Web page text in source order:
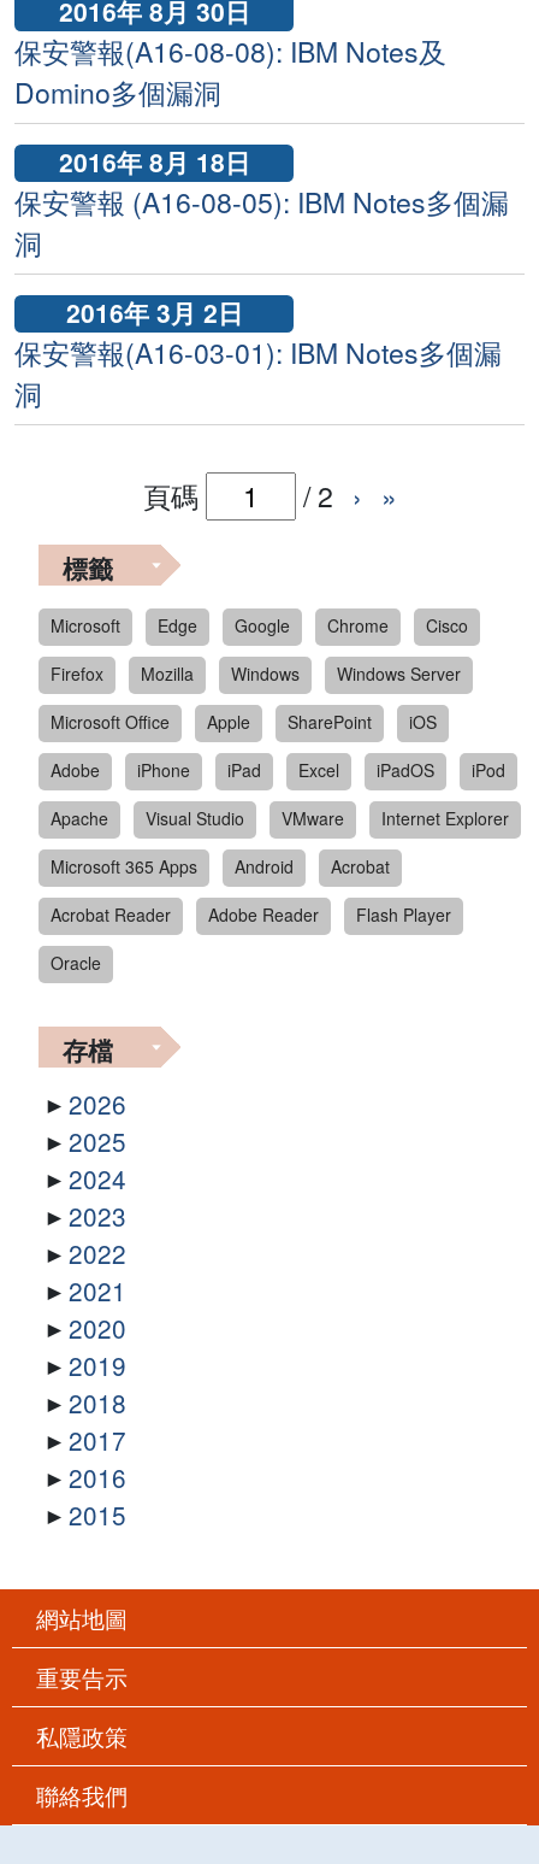
2016年 8月 30日
保安警報(A16-08-08): IBM Notes及
Domino多個漏洞
2016年 8月 18日
保安警報 (A16-08-05): IBM Notes多個漏
洞
2016年 3月 2日
保安警報(A16-03-01): IBM Notes多個漏
洞
頁碼 /2 › »
標籤
Microsoft Edge Google Chrome
Cisco
Firefox
Mozilla Windows
Windows Server
Microsoft Office
Apple SharePoint
iOS
Adobe
iPhone iPad Excel iPadOS
iPod
Apache
Visual Studio VMware
Internet Explorer
Microsoft 365 Apps
Android
Acrobat
Acrobat Reader
Adobe Reader
Flash Player
Oracle
存檔
2026
2025
2024
2023
2022
2021
2020
2019
2018
2017
2016
2015
網站地圖
重要告示
私隱政策
聯絡我們